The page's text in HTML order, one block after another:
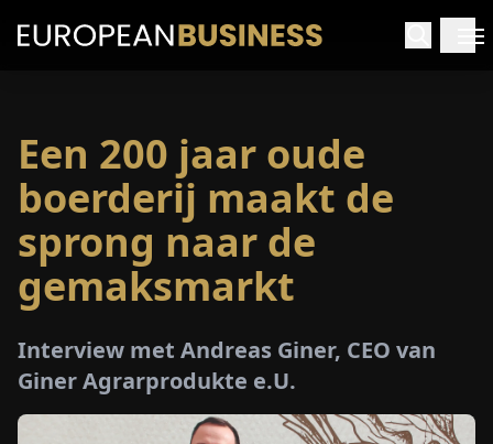
Een 200 jaar oude
boerderij maakt de
sprong naar de
gemaksmarkt
Interview met Andreas Giner, CEO van
Giner Agrarprodukte e.U.